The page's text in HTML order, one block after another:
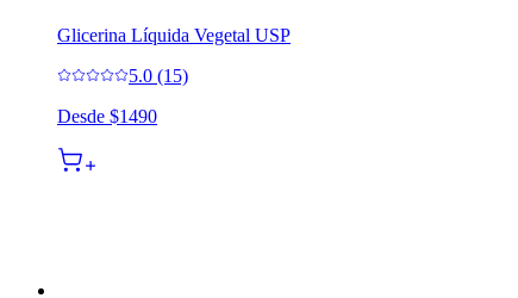
Glicerina Líquida Vegetal USP
5.0 (15)
Desde $1490